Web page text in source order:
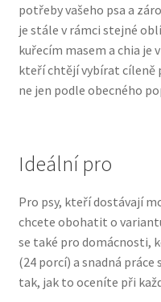
Ortopedické
Přepravky pro psy
Purizon pro psy —
Vodítka a obojky
Wolf of Wilderness
potřeby vašeho psa a
je stále v rámci stejné
kuřecím masem a chia je
kteří chtějí vybírat cíleně
ne jen podle obecného
Ideální pro
Pro psy, kteří dostávají
chcete obohatit o
se také pro domácnosti,
(24 porcí) a snadná
tak, jak to oceníte při